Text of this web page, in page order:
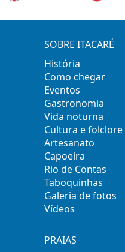
SOBRE ITACARÉ
História
Como chegar
Eventos
Gastronomia
Vida noturna
Cultura e folclore
Artesanato
Capoeira
Rio de Contas
Taboquinhas
Galeria de fotos
Vídeos
PRAIAS